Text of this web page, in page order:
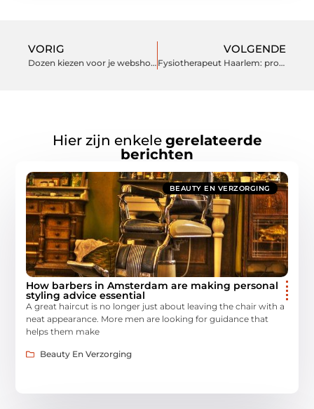
VORIG
Dozen kiezen voor je webshop: waar let je op?
VOLGENDE
Fysiotherapeut Haarlem: professionele hulp bij pijn, herstel en beweging
Hier zijn enkele gerelateerde
berichten
BEAUTY EN VERZORGING
How barbers in Amsterdam are making personal
styling advice essential
A great haircut is no longer just about leaving the chair with a
neat appearance. More men are looking for guidance that
helps them make
Beauty En Verzorging